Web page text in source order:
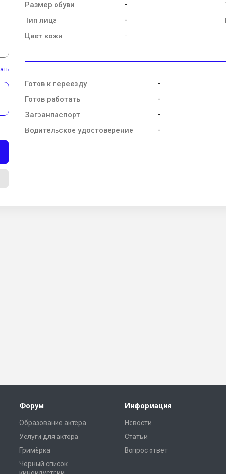
Размер обуви -
Тип лица -
Цвет кожи -
Готов к переезду -
Готов работать -
Загранпаспорт -
Водительское удостоверение -
Форум
Образование актёра
Услуги для актёра
Гримёрка
Чёрный список
Информация
Новости
Статьи
Вопрос ответ